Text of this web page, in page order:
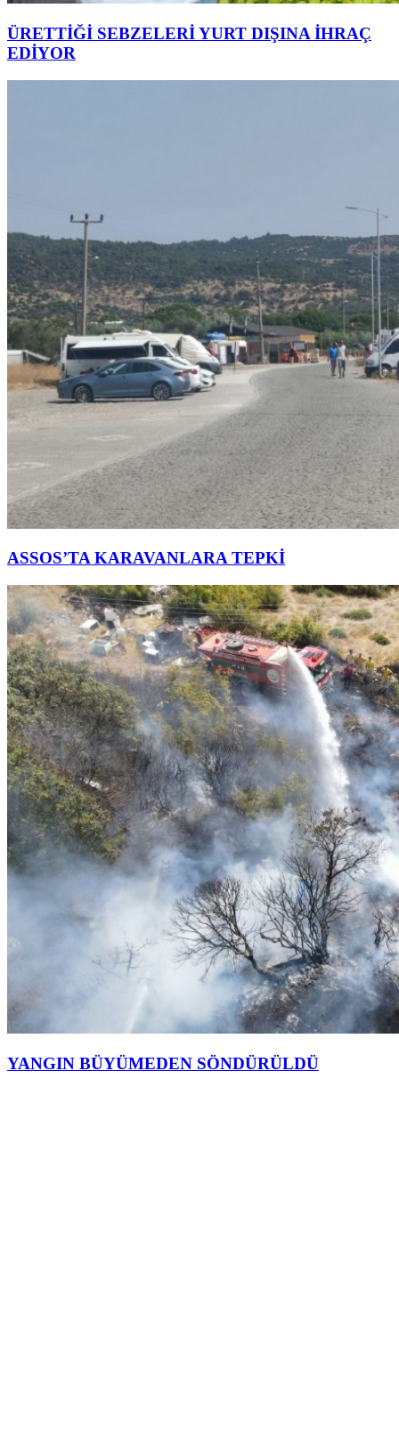
ÜRETTİĞİ SEBZELERİ YURT DIŞINA İHRAÇ
EDİYOR
ASSOS’TA KARAVANLARA TEPKİ
YANGIN BÜYÜMEDEN SÖNDÜRÜLDÜ